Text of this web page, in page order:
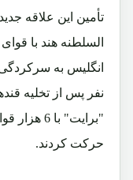
تأمین این علاقه
السلطنه هند با
نفر پس از تخلیه
"برایت"
حرکت کردند.